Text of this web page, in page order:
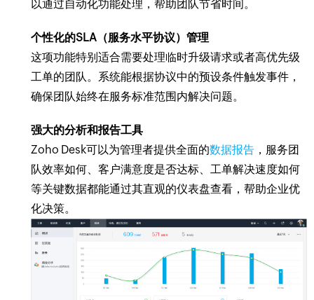
以通过自动化功能处理，帮助团队节省时间。
个性化的SLA（服务水平协议）管理
这项功能特别适合需要处理临时升级请求或者高优先级
工单的团队。系统能根据协议中的预设条件触发事件，
确保团队始终在服务标准范围内解决问题。
强大的分析和报告工具
Zoho Desk可以为管理者提供全面的数据报告 ，服务团
队效率如何、客户满意度是否达标、工单解决速度如何
等关键数据都能通过其直观的仪表盘查看，帮助企业优
化决策。